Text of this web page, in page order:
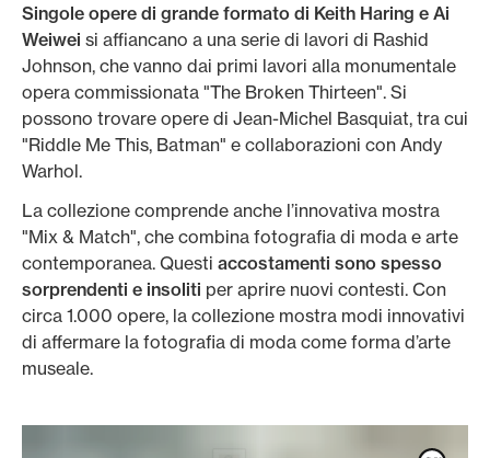
Singole opere di grande formato di Keith Haring e Ai
Weiwei si affiancano a una serie di lavori di Rashid
Johnson, che vanno dai primi lavori alla monumentale
opera commissionata "The Broken Thirteen". Si
possono trovare opere di Jean-Michel Basquiat, tra cui
"Riddle Me This, Batman" e collaborazioni con Andy
Warhol.
La collezione comprende anche l’innovativa mostra
"Mix & Match", che combina fotografia di moda e arte
contemporanea. Questi accostamenti sono spesso
sorprendenti e insoliti per aprire nuovi contesti. Con
circa 1.000 opere, la collezione mostra modi innovativi
di affermare la fotografia di moda come forma d’arte
museale.